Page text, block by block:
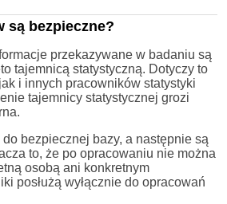
są bezpieczne?
przekazywane w badaniu są
tajemnicą statystyczną. Dotyczy to
i innych pracowników statystyki
tajemnicy statystycznej grozi
bezpiecznej bazy, a następnie są
to, że po opracowaniu nie można
osobą ani konkretnym
posłużą wyłącznie do opracowań